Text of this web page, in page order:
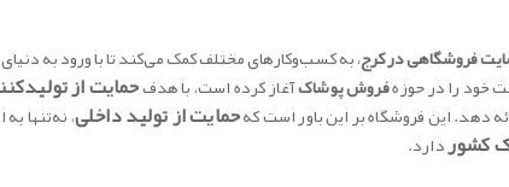
فروشگاهی در کرج، به کسب‌وکارهای مختلف کمک می‌کند تا با ورود به
خود را در حوزهفروش پوشاکآغاز کرده است، با هدفحمایت از
دهد. این فروشگاه بر این باور است کهحمایت از تولید داخلی، نه‌تنها
کشوردارد.